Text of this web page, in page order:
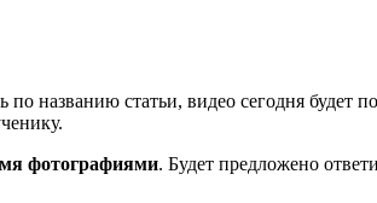
по названию статьи, видео сегодня будет
фотографиями. Будет предложено